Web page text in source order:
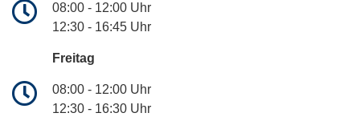
08:00 - 12:00 Uhr
12:30 - 16:45 Uhr
Freitag
08:00 - 12:00 Uhr
12:30 - 16:30 Uhr